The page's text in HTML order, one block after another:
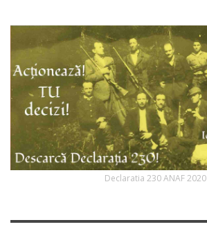
Declaratia 230 ANAF 2020